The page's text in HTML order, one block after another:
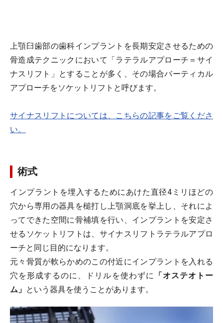
上顎臼歯部の歯科インプラントを長期安定させるための
骨造成テクニックにおいて「ラテラルアプローチ＝サイ
ナスリフト」とすることが多く、その場合バーティカル
アプローチをソケットリフトと呼びます。
サイナスリフトについては、こちらの記事をご覧くださ
い。
術式
インプラントを埋入するためにあけた直径4ミリほどの
穴から専用の器具を槌打し上顎洞底を挙上し、それによ
ってできた空間に骨補填を行い、インプラントを安定さ
せるソケットリフトは、サイナスリフトラテラルアプロ
ーチと同じ目的になります。
元々骨質が軟らかめのこの付近にインプラントを入れる
穴を形成するのに、ドリルを使わずに 「オステオトー
ム」 という器具を使うことがあります。